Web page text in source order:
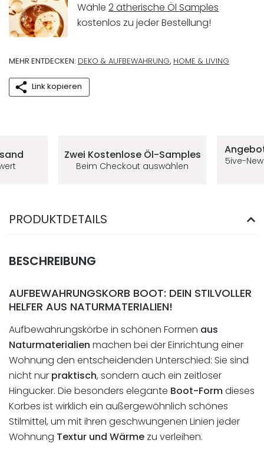
Wähle 2 ätherische Öl Samples
kostenlos zu jeder Bestellung!
MEHR ENTDECKEN: DEKO & AUFBEWAHRUNG, HOME & LIVING
Link kopieren
Zwei Kostenlose Öl-Samples
Beim Checkout auswählen 5ive-
PRODUKTDETAILS
BESCHREIBUNG
AUFBEWAHRUNGSKORB BOOT: DEIN STILVOLLER
HELFER AUS NATURMATERIALIEN!
Aufbewahrungskörbe in schönen Formen aus
Naturmaterialien machen bei der Einrichtung einer
Wohnung den entscheidenden Unterschied: Sie sind
nicht nur praktisch, sondern auch ein zeitloser
Hingucker. Die besonders elegante Boot-Formdieses
Korbes ist wirklich ein außergewöhnlich schönes
Stilmittel, um mit ihren geschwungenen Linien jeder
Wohnung Textur und Wärme zu verleihen.